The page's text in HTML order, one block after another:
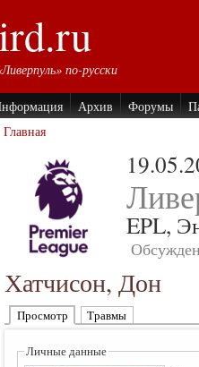
по-русски
Архив Форумы
Главная
EPL,
Хатчисон, Дон
Просмотр Травмы
Личные данные